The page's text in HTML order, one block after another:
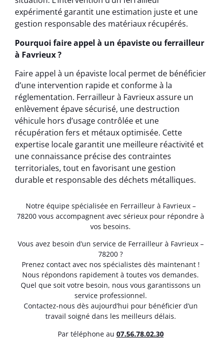
expérimenté garantit une estimation juste et une
gestion responsable des matériaux récupérés.
Pourquoi faire appel à un épaviste ou ferrailleur
à Favrieux ?
Faire appel à un épaviste local permet de bénéficier
d’une intervention rapide et conforme à la
réglementation. Ferrailleur à Favrieux assure un
enlèvement épave sécurisé, une destruction
véhicule hors d’usage contrôlée et une
récupération fers et métaux optimisée. Cette
expertise locale garantit une meilleure réactivité et
une connaissance précise des contraintes
territoriales, tout en favorisant une gestion
durable et responsable des déchets métalliques.
Notre équipe spécialisée en Ferrailleur à Favrieux –
78200 vous accompagnent avec sérieux pour répondre à
vos besoins.
Vous avez besoin d’un service de Ferrailleur à Favrieux –
78200 ?
Prenez contact avec nos spécialistes dès maintenant !
Nous répondons rapidement à toutes vos demandes.
Quel que soit votre besoin, nous vous garantissons un
service professionnel.
Contactez-nous dès aujourd’hui pour bénéficier d’un
travail soigné dans les meilleurs délais.
Par téléphone au 07.56.78.02.30